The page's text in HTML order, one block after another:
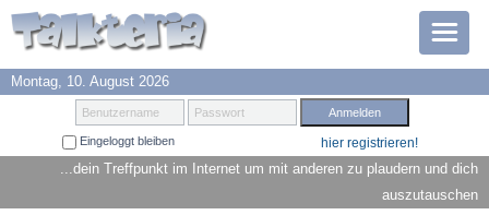
Prämien
Suche
Montag, 10. August 2026
Benutzername Passwort
Eingeloggt bleiben hier registrieren!
...dein Treffpunkt im Internet um mit anderen zu plaudern und dich
auszutauschen